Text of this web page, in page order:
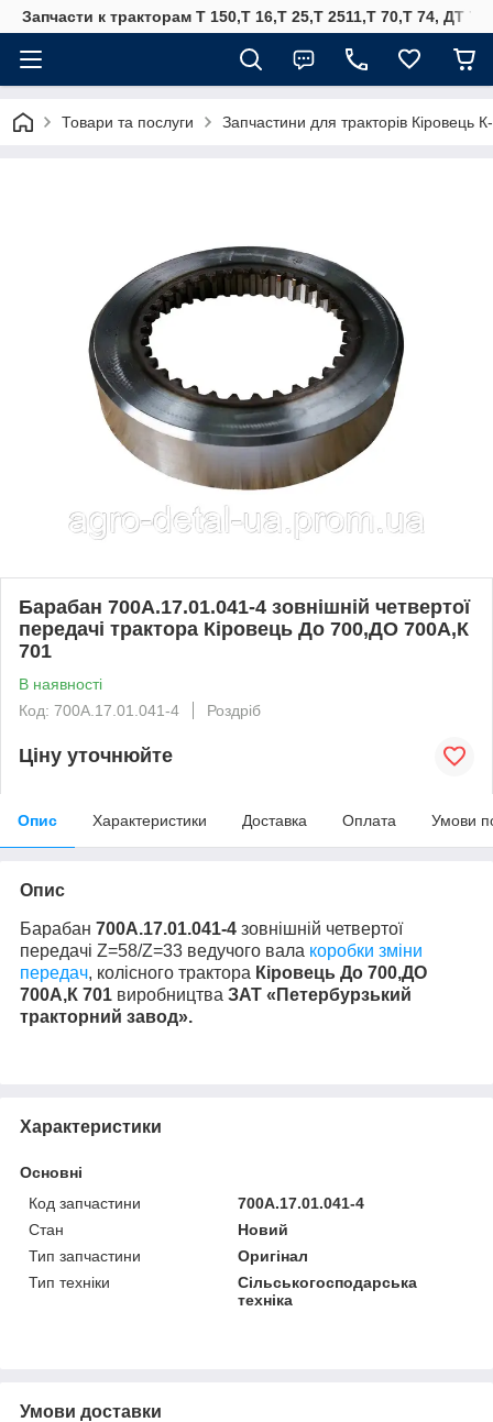
Запчасти к тракторам Т 150,Т 16,Т 25,Т 2511,Т 70,Т 74, ДТ
Товари та послуги Запчастини для тракторів Кіровець
Барабан 700А.17.01.041-4 зовнішній четвертої
передачі трактора Кіровець До 700,ДО 700А,К
701
В наявності
Код: 700А.17.01.041-4
Роздріб
Ціну уточнюйте
Опис Характеристики Доставка Оплата Умови
Опис
Барабан 700А.17.01.041-4 зовнішній четвертої
передачі Z=58/Z=33 ведучого вала коробки зміни
передач, колісного трактора Кіровець До 700,ДО
700А,К 701 виробництва ЗАТ «Петербурзький
тракторний завод».
Характеристики
Основні
Код запчастини
700А.17.01.041-4
Стан
Новий
Тип запчастини
Оригінал
Тип техніки
Сільськогосподарська
техніка
Умови доставки